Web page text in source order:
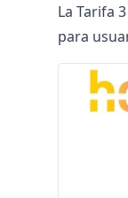
La Tarifa
para